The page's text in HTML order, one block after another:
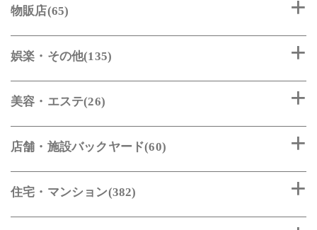
物販店(65)
娯楽・その他(135)
美容・エステ(26)
店舗・施設バックヤード(60)
住宅・マンション(382)